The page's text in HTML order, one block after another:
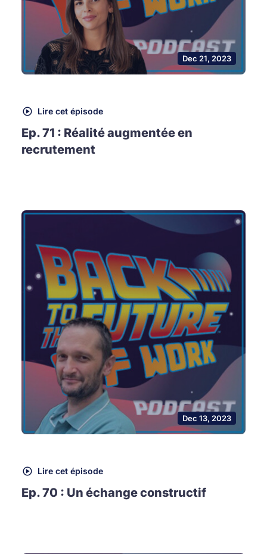
Dec 21, 2023
Lire cet épisode
Ep. 71 : Réalité augmentée en
recrutement
Dec 13, 2023
Lire cet épisode
Ep. 70 : Un échange constructif